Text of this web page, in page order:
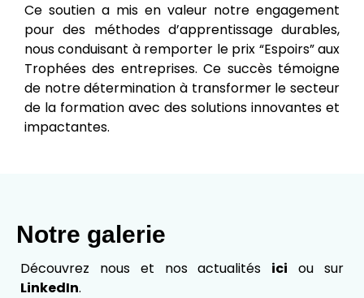
Ce soutien a mis en valeur notre engagement
pour des méthodes d’apprentissage durables,
nous conduisant à remporter le prix “Espoirs” aux
Trophées des entreprises. Ce succès témoigne
de notre détermination à transformer le secteur
de la formation avec des solutions innovantes et
impactantes.
Notre galerie
Découvrez nous et nos actualités ici
ou sur
LinkedIn.